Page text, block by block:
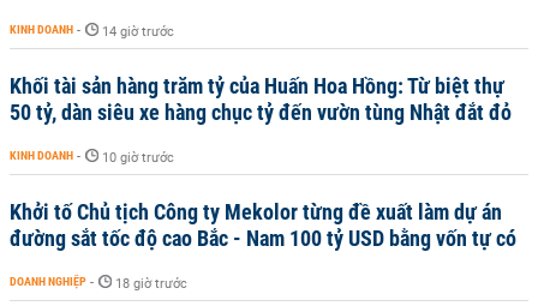
KINH DOANH - 14 giờ trước
Khối tài sản hàng trăm tỷ của Huấn Hoa Hồng: Từ biệt thự
50 tỷ, dàn siêu xe hàng chục tỷ đến vườn tùng Nhật đắt đỏ
KINH DOANH - 10 giờ trước
Khởi tố Chủ tịch Công ty Mekolor từng đề xuất làm dự án
đường sắt tốc độ cao Bắc - Nam 100 tỷ USD bằng vốn tự có
DOANH NGHIỆP - 18 giờ trước